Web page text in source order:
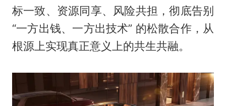
标一致、资源同享、风险共担，彻底告别
“一方出钱、一方出技术” 的松散合作，从
根源上实现真正意义上的共生共融。